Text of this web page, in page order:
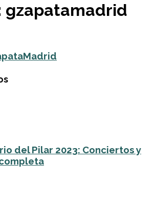
gzapatamadrid
del Pilar 2023: Conciertos y